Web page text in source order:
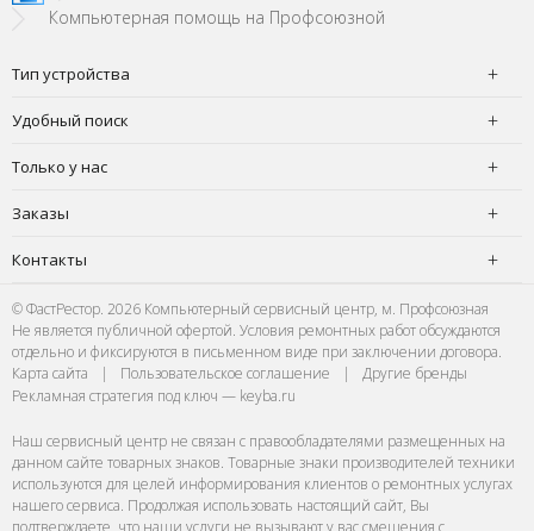
Компьютерная помощь на Профсоюзной
Тип устройства
Удобный поиск
Только у нас
Заказы
Контакты
© ФастРестор. 2026 Компьютерный сервисный центр, м. Профсоюзная
Не является публичной офертой. Условия ремонтных работ обсуждаются
отдельно и фиксируются в письменном виде при заключении договора.
Карта сайта
| Пользовательское соглашение |
Другие бренды
Рекламная стратегия под ключ — keyba.ru
Наш сервисный центр не связан с правообладателями размещенных на
данном сайте товарных знаков. Товарные знаки производителей техники
используются для целей информирования клиентов о ремонтных услугах
нашего сервиса. Продолжая использовать настоящий сайт, Вы
подтверждаете, что наши услуги не вызывают у вас смешения с